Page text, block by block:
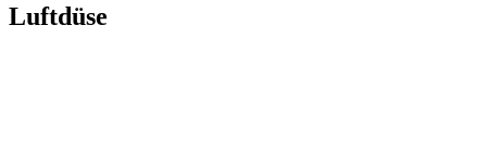
Luftdüse